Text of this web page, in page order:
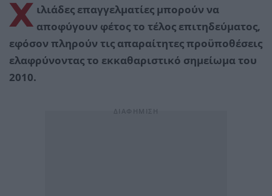
Χ ιλιάδες επαγγελματίες μπορούν να
αποφύγουν φέτος το τέλος επιτηδεύματος,
εφόσον πληρούν τις απαραίτητες προϋποθέσεις
ελαφρύνοντας το εκκαθαριστικό σημείωμα του
2010.